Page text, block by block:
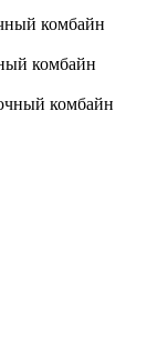
комбайн
комбайн
комбайн